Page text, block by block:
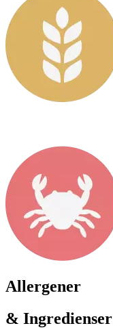
Allergener
& Ingredienser